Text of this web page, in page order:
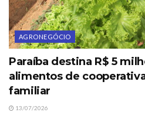
AGRONEGÓCIO
Paraíba destina R$ 5
alimentos de
familiar
13/07/2026